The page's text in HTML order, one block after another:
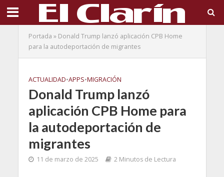
Portada » Donald Trump lanzó aplicación CPB Home
para la autodeportación de migrantes
ACTUALIDAD•APPS•MIGRACIÓN
Donald Trump lanzó
aplicación CPB Home para
la autodeportación de
migrantes
11 de marzo de 2025 2 Minutos de Lectura